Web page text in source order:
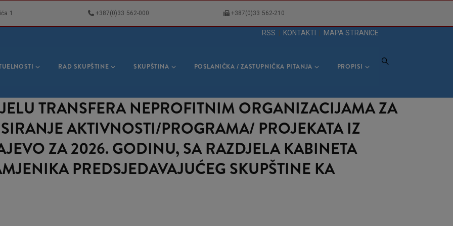
1 +387(0)33 562-000 +387(0)33 562-210
RSS KONTAKTI MAPA STRANICE
RAD SKUPŠTINE SKUPŠTINA POSLANIČKA / ZASTUPNIČKA PITANJA PROPISI
TRANSFERA NEPROFITNIM ORGANIZACIJAMA ZA
AKTIVNOSTI/PROGRAMA/ PROJEKATA IZ
ZA 2026. GODINU, SA RAZDJELA KABINETA
PREDSJEDAVAJUĆEG SKUPŠTINE KA